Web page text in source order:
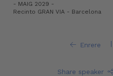
- MAIG 2029 -
Recinto GRAN VIA - Barcelona
Enrere |
Share speaker